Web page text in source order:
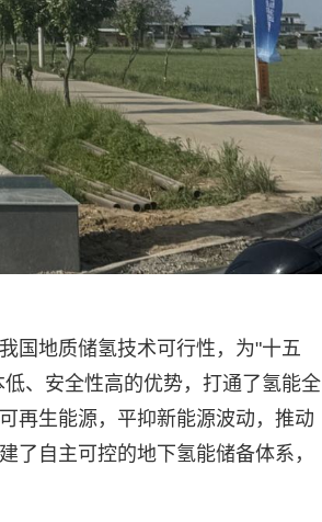
国地质储氢技术可行性，为"十五
、安全性高的优势，打通了氢能全
再生能源，平抑新能源波动，推动
了自主可控的地下氢能储备体系，